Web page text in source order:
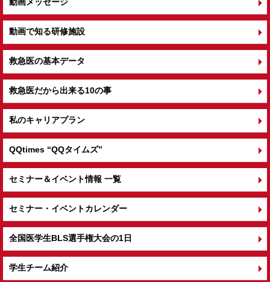
動画で知る研修施設
救急医の基本データ
救急医だから出来る10の事
私のキャリアプラン
QQtimes “QQタイムズ”
セミナー＆イベント情報 一覧
セミナー・イベントカレンダー
全国医学生BLS選手権大会の1日
学生チーム紹介